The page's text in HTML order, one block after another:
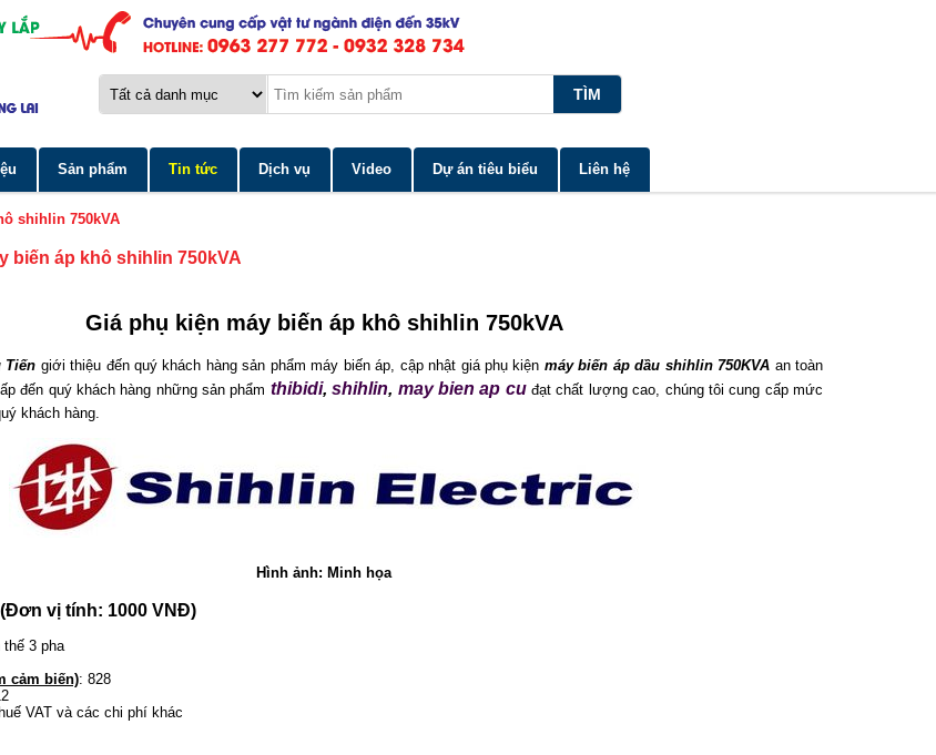
Sản phẩm Tin tức Dịch vụ Video Dự án tiêu biểu Liên hệ
shihlin 750kVA
biến áp khô shihlin 750kVA
Giá phụ kiện máy biến áp khô shihlin 750kVA
Tiến giới thiệu đến quý khách hàng sản phẩm máy biến áp, cập nhật giá phụ kiện máy biến áp dầu shihlin 750KVA an toàn
đến quý khách hàng những sản phẩm thibidi,shihlin, may bien ap cuđạt chất lượng cao, chúng tôi cung cấp mức
khách hàng.
Hình ảnh: Minh họa
vị tính: 1000 VNĐ)
thế 3 pha
cảm biến): 828
VAT và các chi phí khác